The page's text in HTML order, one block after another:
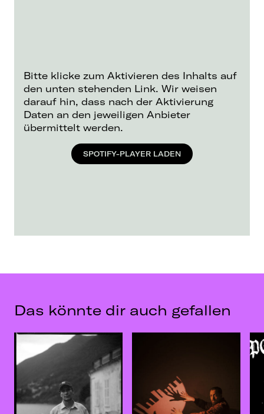
Bitte klicke zum Aktivieren des Inhalts auf
den unten stehenden Link. Wir weisen
darauf hin, dass nach der Aktivierung
Daten an den jeweiligen Anbieter
übermittelt werden.
SPOTIFY-PLAYER LADEN
Das könnte dir auch gefallen